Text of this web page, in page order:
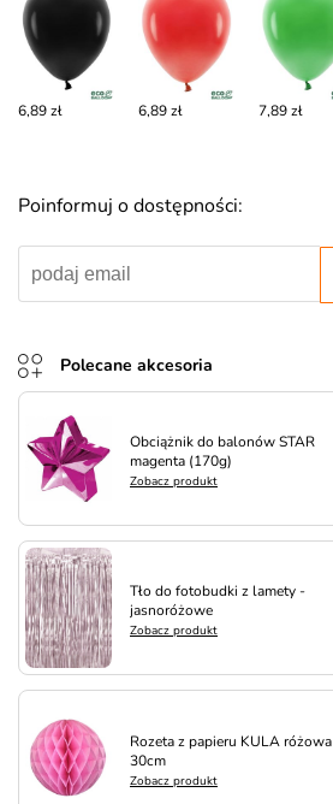
Poinformuj o dostępności:
6,89 zł 6,89 zł 7,89 zł
Polecane akcesoria
Obciążnik do balonów STAR
magenta (170g)
Zobacz produkt
Tło do fotobudki z lamety -
jasnoróżowe
Zobacz produkt
Rozeta z papieru KULA różowa
30cm
Zobacz produkt